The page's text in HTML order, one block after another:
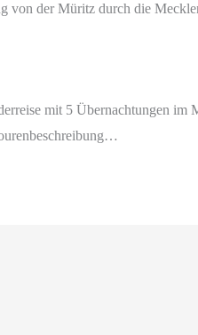
von der Müritz durch die
mit 5 Übernachtungen